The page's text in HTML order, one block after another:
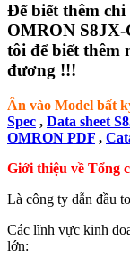
Để biết thêm
OMRON S8JX-
tôi để biết thêm
đương !!!
Ân vào Model bất
Spec , Data sheet
OMRON PDF ,
Giới thiệu về Tổng
Là công ty dẫn đầu
Các lĩnh vực kinh
lớn: